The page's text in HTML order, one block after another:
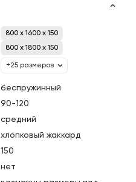
800 x 1600 x 150
800 x 1800 x 150
+25 размеров
беcпружинный
90-120
средний
хлопковый жаккард
150
нет